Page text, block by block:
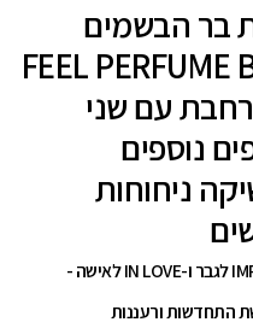
בר הבשמים
FEEL PERFUME
עם שני
נוספים
ניחוחות
IMPULSE לגבר ו-IN LOVE לאישה -
התחדשות ורעננות